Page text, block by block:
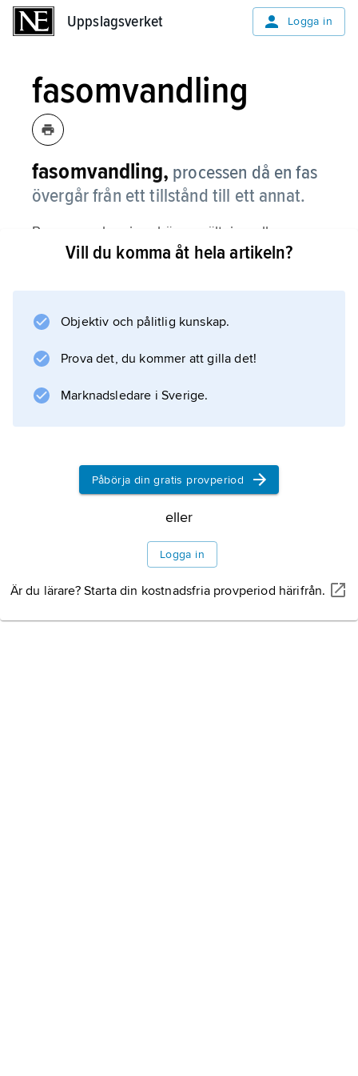
Uppslagsverket Logga in
fasomvandling
fasomvandling, processen då en fas
övergår från ett tillstånd till ett annat.
Processen kan innebära smältning eller
förångning, t.ex. av is till vatten eller av vatten
genomgår t.ex. vid avsvalning från smälta tre
stelnar och deltaferrit bildas, sedan vid 1 390
Information om artikeln
Vill du komma åt hela artikeln?
Objektiv och pålitlig kunskap.
Prova det, du kommer att gilla det!
Marknadsledare i Sverige.
Påbörja din gratis provperiod
eller
Logga in
Är du lärare? Starta din kostnadsfria provperiod härifrån.